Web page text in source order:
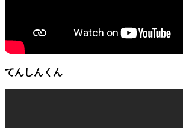
てんしんくん